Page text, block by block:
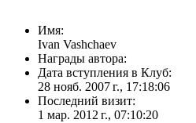
Имя:
Ivan Vashchaev
Награды автора:
Дата вступления в Клуб:
28 нояб. 2007 г., 17:18:06
Последний визит:
1 мар. 2012 г., 07:10:20